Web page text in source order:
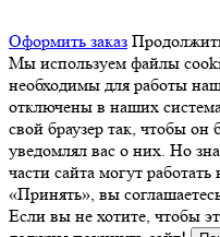
Оформить заказ
Мы используем файлы
необходимы для работы
отключены в наших
свой браузер так, чтобы
уведомлял вас о них. Но
части сайта могут
«Принять», вы
Если вы не хотите, чтобы